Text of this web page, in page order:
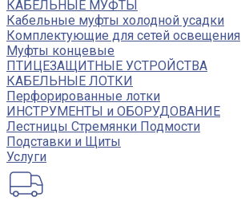
КАБЕЛЬНЫЕ МУФТЫ
Кабельные муфты холодной усадки
Комплектующие для сетей освещения
Муфты концевые
ПТИЦЕЗАЩИТНЫЕ УСТРОЙСТВА
КАБЕЛЬНЫЕ ЛОТКИ
Перфорированные лотки
ИНСТРУМЕНТЫ и ОБОРУДОВАНИЕ
Лестницы Стремянки Подмости
Подставки и Щиты
Услуги